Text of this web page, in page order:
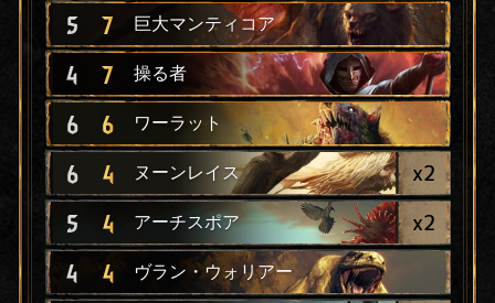
5 7 巨大マンティコア
4 7 操る者
6 6 ワーラット
6 4 ヌーンレイス x2
5 4 アーチスポア x2
4 4 ヴラン・ウォリアー